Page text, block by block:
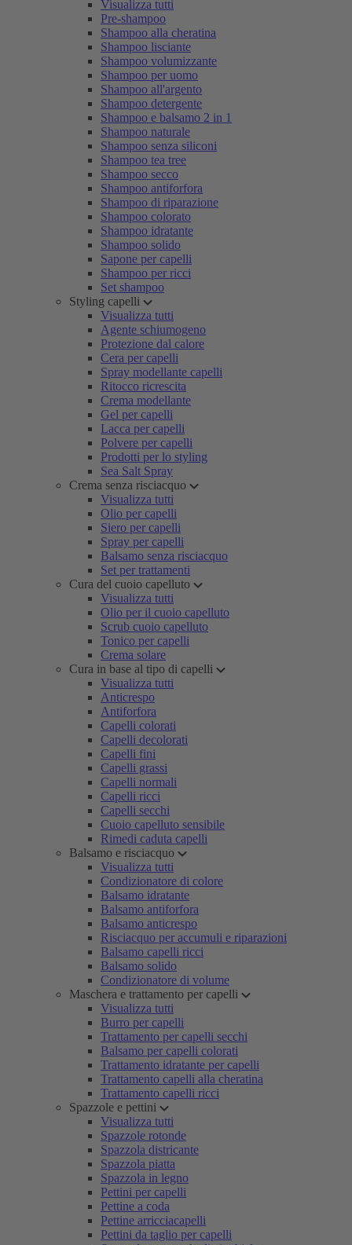
Visualizza tutti
Pre-shampoo
Shampoo alla cheratina
Shampoo lisciante
Shampoo volumizzante
Shampoo per uomo
Shampoo all'argento
Shampoo detergente
Shampoo e balsamo 2 in 1
Shampoo naturale
Shampoo senza siliconi
Shampoo tea tree
Shampoo secco
Shampoo antiforfora
Shampoo di riparazione
Shampoo colorato
Shampoo idratante
Shampoo solido
Sapone per capelli
Shampoo per ricci
Set shampoo
Styling capelli
Visualizza tutti
Agente schiumogeno
Protezione dal calore
Cera per capelli
Spray modellante capelli
Ritocco ricrescita
Crema modellante
Gel per capelli
Lacca per capelli
Polvere per capelli
Prodotti per lo styling
Sea Salt Spray
Crema senza risciacquo
Visualizza tutti
Olio per capelli
Siero per capelli
Spray per capelli
Balsamo senza risciacquo
Set per trattamenti
Cura del cuoio capelluto
Visualizza tutti
Olio per il cuoio capelluto
Scrub cuoio capelluto
Tonico per capelli
Crema solare
Cura in base al tipo di capelli
Visualizza tutti
Anticrespo
Antiforfora
Capelli colorati
Capelli decolorati
Capelli fini
Capelli grassi
Capelli normali
Capelli ricci
Capelli secchi
Cuoio capelluto sensibile
Rimedi caduta capelli
Balsamo e risciacquo
Visualizza tutti
Condizionatore di colore
Balsamo idratante
Balsamo antiforfora
Balsamo anticrespo
Risciacquo per accumuli e riparazioni
Balsamo capelli ricci
Balsamo solido
Condizionatore di volume
Maschera e trattamento per capelli
Visualizza tutti
Burro per capelli
Trattamento per capelli secchi
Balsamo per capelli colorati
Trattamento idratante per capelli
Trattamento capelli alla cheratina
Trattamento capelli ricci
Spazzole e pettini
Visualizza tutti
Spazzole rotonde
Spazzola districante
Spazzola piatta
Spazzola in legno
Pettini per capelli
Pettine a coda
Pettine arricciacapelli
Pettini da taglio per capelli